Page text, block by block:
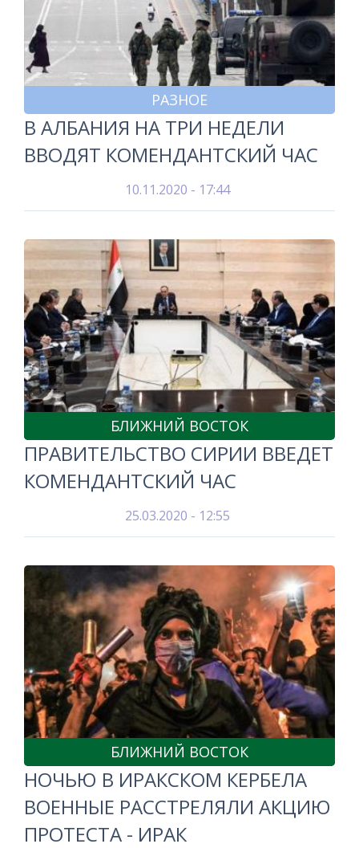
РАЗНОЕ
В АЛБАНИЯ НА ТРИ НЕДЕЛИ
ВВОДЯТ КОМЕНДАНТСКИЙ ЧАС
10.11.2020 - 17:44
БЛИЖНИЙ ВОСТОК
ПРАВИТЕЛЬСТВО СИРИИ ВВЕДЕТ
КОМЕНДАНТСКИЙ ЧАС
25.03.2020 - 12:55
БЛИЖНИЙ ВОСТОК
НОЧЬЮ В ИРАКСКОМ КЕРБЕЛА
ВОЕННЫЕ РАССТРЕЛЯЛИ АКЦИЮ
ПРОТЕСТА - ИРАК